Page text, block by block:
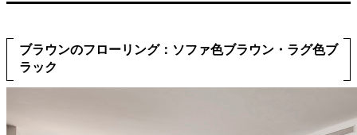
ブラウンのフローリング：ソファ色ブラウン・ラグ色ブ
ラック